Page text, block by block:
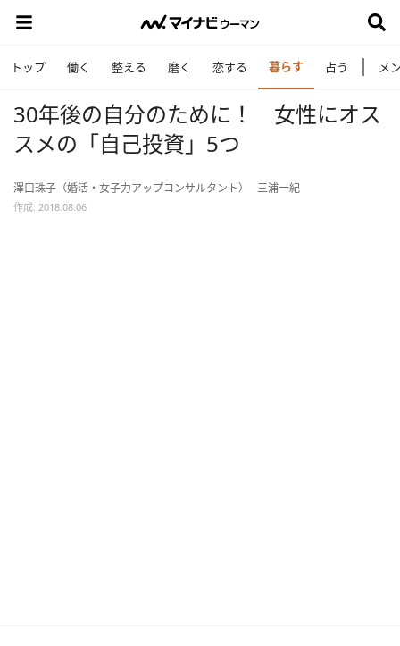
トップ 働く 整える 磨く 恋する 暮らす 占う メ
30年後の自分のために！ 女性にオス
スメの「自己投資」5つ
澤口珠子（婚活・女子力アップコンサルタント） 三浦一紀
作成: 2018.08.06